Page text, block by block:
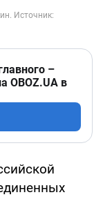
–
OBOZ.UA в